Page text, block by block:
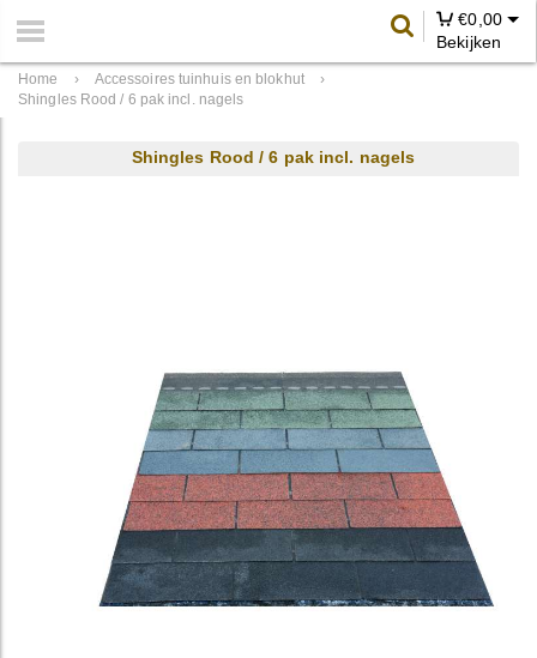
€0,00
Bekijken
Home › Accessoires tuinhuis en blokhut
›
Shingles Rood / 6 pak incl. nagels
Shingles Rood / 6 pak incl. nagels